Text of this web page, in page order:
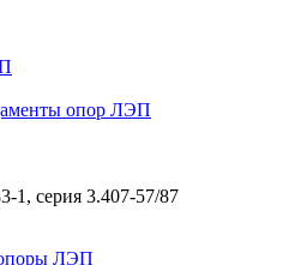
опор ЛЭП
1, серия 3.407-57/87
ЛЭП